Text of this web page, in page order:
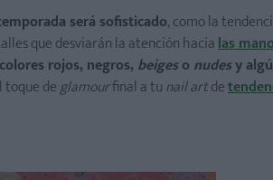
será sofisticado, como la
que desviarán la atención hacialas
colores rojos, negros, beigeso nudesy
deglamourfinal a tunail artde